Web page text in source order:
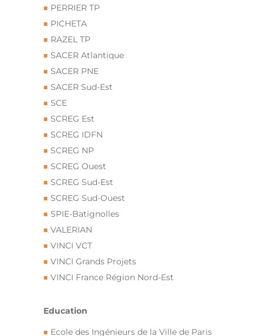
PERRIER TP
PICHETA
RAZEL TP
SACER Atlantique
SACER PNE
SACER Sud-Est
SCE
SCREG Est
SCREG IDFN
SCREG NP
SCREG Ouest
SCREG Sud-Est
SCREG Sud-Ouest
SPIE-Batignolles
VALERIAN
VINCI VCT
VINCI Grands Projets
VINCI France Région Nord-Est
Education
Ecole des Ingénieurs de la Ville de Paris